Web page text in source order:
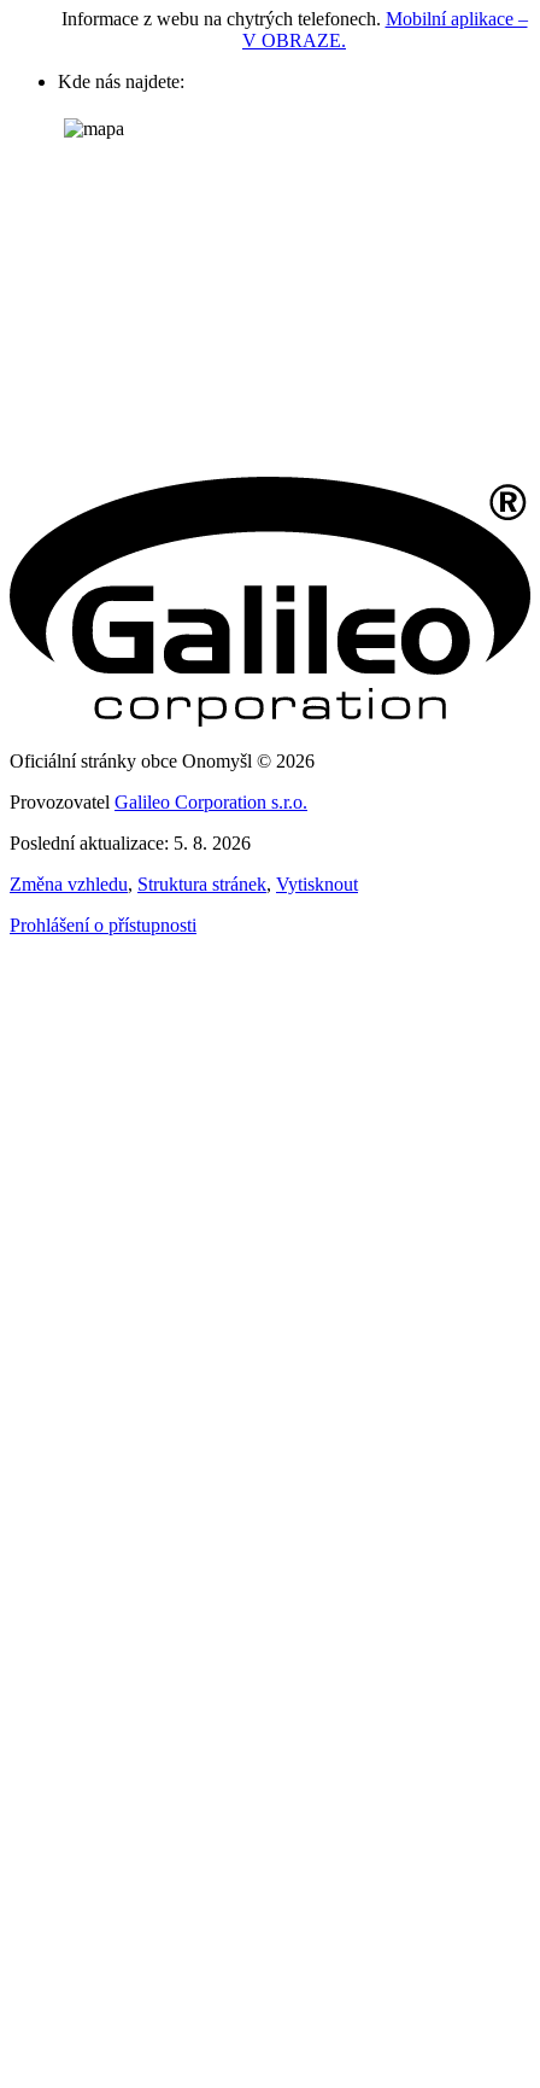
Informace z webu na chytrých telefonech. Mobilní aplikace –
V OBRAZE.
Kde nás najdete:
Oficiální stránky obce Onomyšl © 2026
Provozovatel Galileo Corporation s.r.o.
Poslední aktualizace: 5. 8. 2026
Změna vzhledu, Struktura stránek, Vytisknout
Prohlášení o přístupnosti